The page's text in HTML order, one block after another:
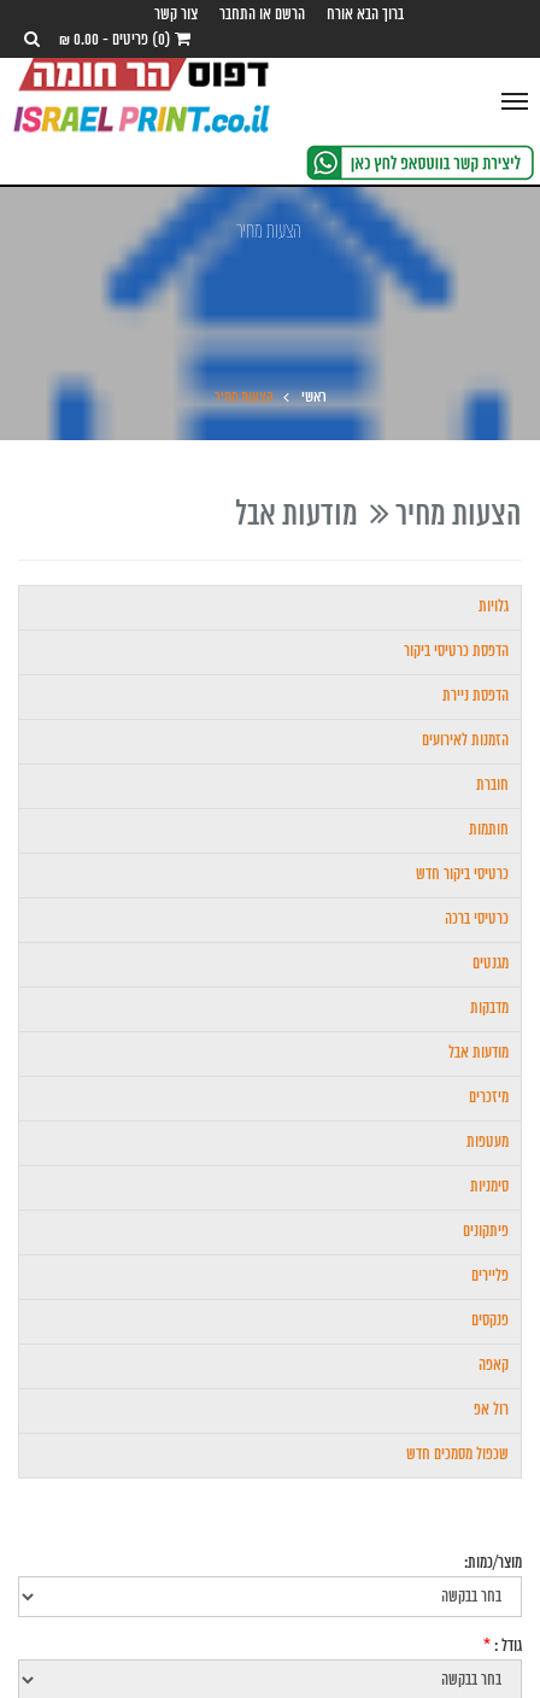
ברוך הבא אורח הרשם או התחבר
צור קשר
(0) פריטים - 0.00 ₪
Toggle
navigation
הצעות מחיר
ראשי הצעות מחיר
הצעות מחיר מודעות אבל
גלויות
הדפסת כרטיסי ביקור
הדפסת ניירת
הזמנות לאירועים
חוברת
חותמות
כרטיסי ביקור חדש
כרטיסי ברכה
מגנטים
מדבקות
מודעות אבל
מיזכרים
מעטפות
סימניות
פיתקונים
פליירים
פנקסים
קאפה
רול אפ
שכפול מסמכים חדש
מוצר/כמות:
גודל : *